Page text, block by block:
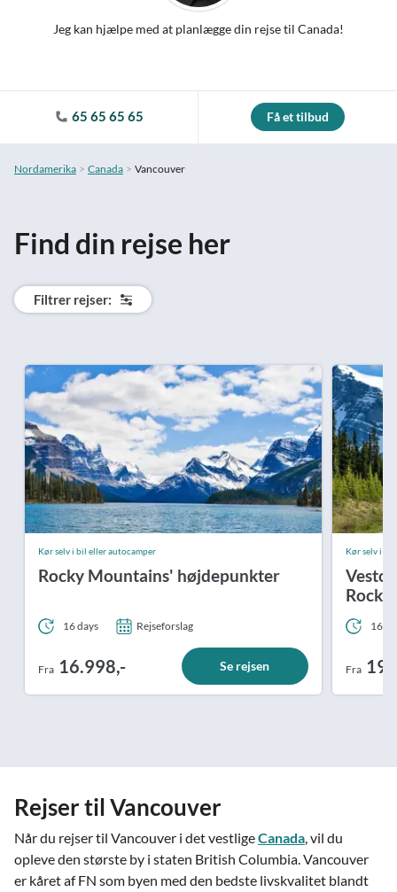
Jeg kan hjælpe med at planlægge din rejse til Canada!
65 65 65 65 Få et tilbud
Nordamerika Canada Vancouver
Find din rejse her
Filtrer rejser:
Kør selv i bil eller autocamper
Rocky Mountains' højdepunkter
16 days Rejseforslag
Fra 16.998,- Se rejsen
Kør selv i bil
16
Fra
Rejser til Vancouver
Når du rejser til Vancouver i det vestligeCanada, vil du
opleve den største by i staten British Columbia. Vancouver
er kåret af FN som byen med den bedste livskvalitet blandt